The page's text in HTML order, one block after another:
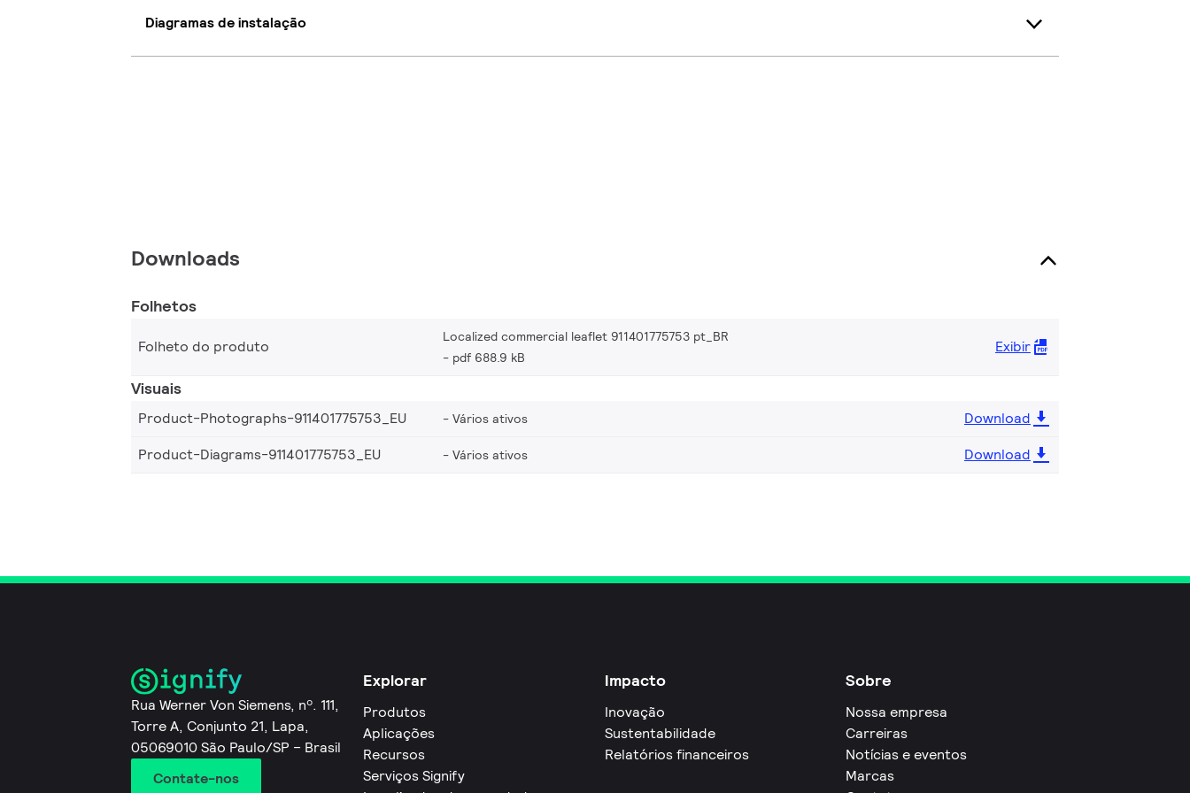
Diagramas de instalação
Downloads
Folhetos
Folheto do produto
Localized commercial leaflet 911401775753 pt_BR
pdf 688.9 kB
Exibir
Visuais
Product-Photographs-911401775753_EU Vários ativos
Download
Product-Diagrams-911401775753_EU
Vários ativos Download
Rua Werner Von Siemens, nº. 111,
Torre A, Conjunto 21, Lapa,
05069010 São Paulo/SP – Brasil
Contate-nos
Explorar
Produtos
Aplicações
Recursos
Serviços Signify
Impacto
Inovação
Sustentabilidade
Relatórios financeiros
Sobre
Nossa empresa
Carreiras
Notícias e eventos
Marcas